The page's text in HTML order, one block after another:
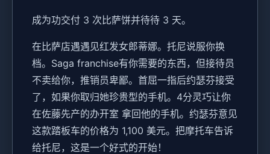
成为功交付 3 次比萨饼并待待 3 天。
在比萨店遇遇见红发女郎蒂娜。托尼说服你换
档。Saga franchise有你需要的东西，但接待员
不卖给你，推销员卑鄙。首屈一指后约瑟芬接受
了，如果你取归她珍贵型的手机。4分灵巧让你
在佐藤先产的办开室 拿回他的手机。约瑟芬意见
这款踏板车的价格为 1,100 美元。把摩托车告诉
给托尼，这是一个好式的开始！